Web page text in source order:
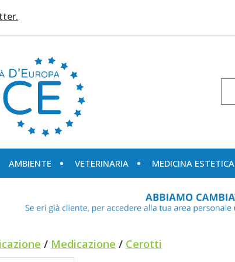
AMBIENTE VETERINARIA MEDICINA ESTETICA
/ Medicazione / Cerotti